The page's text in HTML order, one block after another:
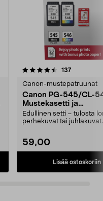
137arvostelut
Canon-mustepatruunat
Canon PG-545/CL-
Mustekasetti ja
valokuvapaperi
Edullinen setti – tulosta
perhekuvat tai
59,00
Lisää ostoskoriin
4.5 viidestä